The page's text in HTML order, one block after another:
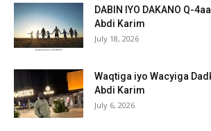
DABIN IYO DAKANO Q-
Abdi Karim
July 18, 2026
Waqtiga iyo Wacyiga
Abdi Karim
July 6, 2026